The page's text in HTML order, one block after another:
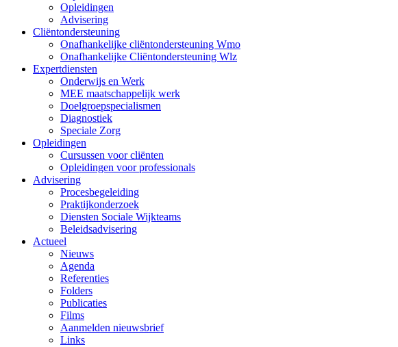
Opleidingen
Advisering
Cliëntondersteuning
Onafhankelijke cliëntondersteuning Wmo
Onafhankelijke Cliëntondersteuning Wlz
Expertdiensten
Onderwijs en Werk
MEE maatschappelijk werk
Doelgroepspecialismen
Diagnostiek
Speciale Zorg
Opleidingen
Cursussen voor cliënten
Opleidingen voor professionals
Advisering
Procesbegeleiding
Praktijkonderzoek
Diensten Sociale Wijkteams
Beleidsadvisering
Actueel
Nieuws
Agenda
Referenties
Folders
Publicaties
Films
Aanmelden nieuwsbrief
Links